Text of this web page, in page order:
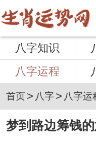
八字知识
八字运程
首页> 八字> 八字运
梦到路边筹钱